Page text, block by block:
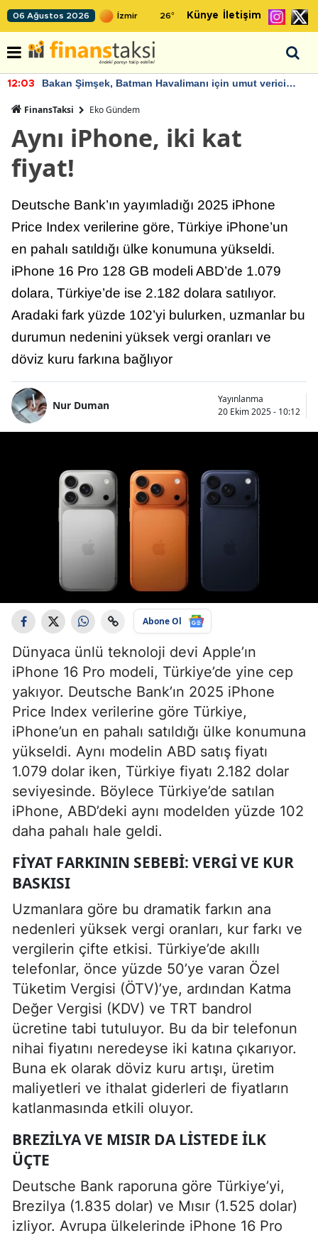
06 Ağustos 2026 26° Künye İletişim
12:03
Bakan Şimşek, Batman Havalimanı için umut verici
FinansTaksi Eko Gündem
Aynı iPhone, iki kat
fiyat!
Deutsche Bank’ın yayımladığı 2025 iPhone
Price Index verilerine göre, Türkiye iPhone’un
en pahalı satıldığı ülke konumuna yükseldi.
iPhone 16 Pro 128 GB modeli ABD’de 1.079
dolara, Türkiye’de ise 2.182 dolara satılıyor.
Aradaki fark yüzde 102’yi bulurken, uzmanlar bu
durumun nedenini yüksek vergi oranları ve
döviz kuru farkına bağlıyor
Nur Duman
Yayınlanma
20 Ekim 2025 - 10:12
Abone Ol
Dünyaca ünlü teknoloji devi Apple’ın
iPhone 16 Pro modeli, Türkiye’de yine cep
yakıyor. Deutsche Bank’ın 2025 iPhone
Price Index verilerine göre Türkiye,
iPhone’un en pahalı satıldığı ülke konumuna
yükseldi. Aynı modelin ABD satış fiyatı
1.079 dolar iken, Türkiye fiyatı 2.182 dolar
seviyesinde. Böylece Türkiye’de satılan
iPhone, ABD’deki aynı modelden yüzde 102
daha pahalı hale geldi.
FIYAT FARKININ SEBEBI: VERGI VE KUR
BASKISI
Uzmanlara göre bu dramatik farkın ana
nedenleri yüksek vergi oranları, kur farkı ve
vergilerin çifte etkisi. Türkiye’de akıllı
telefonlar, önce yüzde 50’ye varan Özel
Tüketim Vergisi (ÖTV)’ye, ardından Katma
Değer Vergisi (KDV) ve TRT bandrol
ücretine tabi tutuluyor. Bu da bir telefonun
nihai fiyatını neredeyse iki katına çıkarıyor.
Buna ek olarak döviz kuru artışı, üretim
maliyetleri ve ithalat giderleri de fiyatların
katlanmasında etkili oluyor.
BREZILYA VE MISIR DA LISTEDE İLK
ÜÇTE
Deutsche Bank raporuna göre Türkiye’yi,
Brezilya (1.835 dolar) ve Mısır (1.525 dolar)
izliyor. Avrupa ülkelerinde iPhone 16 Pro